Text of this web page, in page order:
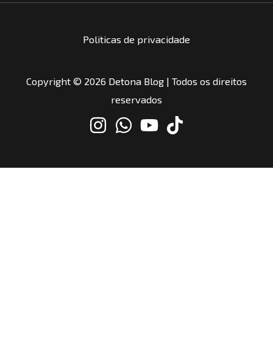
Politicas de privacidade
Copyright © 2026 Detona Blog | Todos os direitos
reservados